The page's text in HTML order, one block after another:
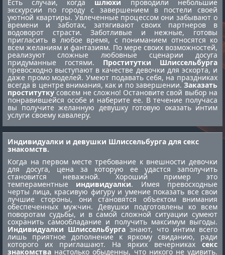
Есть случаи, когда шлюхи проводили небольшие
экскурсии по городу с завершением в постели своей
уютной квартиры. Увлеченные процессом они забывают о
времени и заботах, затягивают своих партнеров в
водоворот страсти. Заботливые и нежные, готовы
пригласить в любое время, с пониманием относятся ко
всем желаниям и фантазиям. По мере своих возможностей,
реализуют сложные любовные сценарии досуга
придуманные гостями. Проститутки Шлиссельбурга
превосходно выступают в качестве девочки для эскорта, и
даже промо моделей. Умеют подавать себя, на праздниках
всегда в центре внимания, как и по завершении.Заказать
проституткусовсем не сложно! Остановите свой выбор на
понравившейся особе и наберите ее. В течение получаса
вы получите желанную девушку готовую оказать интим
услуги своему кавалеру.
Индивидуалки и девушки Шлиссельбурга для секс
знакомств.
Когда на первом месте требование к внешности девочки
для досуга, цена за которую ее удастся заполучить
становится неважной. Хороший пример это
темпераментные индивидуалки. Имея превосходные
черты лица, красивую фигуру и умение показать все свои
лучшие стороны, они становятся объектом внимания
обеспеченных мужчин. Девушки подготовлены ко всем
поворотам судьбы, и в самой сложной ситуации сумеют
сохранить самообладание и получить максимум выгоды.
Индивидуалки Шлиссельбургазнают, что интим всего
лишь приятное дополнение к яркому свиданию, ради
которого их приглашают. На ярких вечерникахсекс
знакомства настолько обыденны, что никого не удивить.